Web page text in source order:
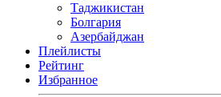
Таджикистан
Болгария
Азербайджан
Плейлисты
Рейтинг
Избранное